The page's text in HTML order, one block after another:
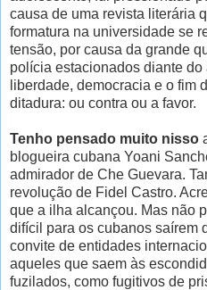
causa de uma revista literária
formatura na universidade se
tensão, por causa da grande
polícia estacionados diante
liberdade, democracia e o fim
ditadura: ou contra ou a favor.
Tenho pensado muito nisso
blogueira cubana Yoani
admirador de Che Guevara.
revolução de Fidel Castro.
que a ilha alcançou. Mas não
difícil para os cubanos saírem
convite de entidades
aqueles que saem às
fuzilados, como fugitivos de